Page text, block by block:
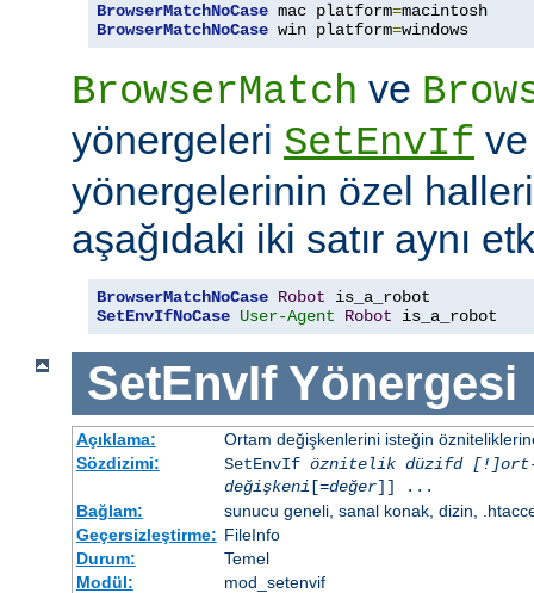
BrowserMatchNoCase mac platform=
BrowserMatchNoCase win platform=windows
BrowserMatch ve
yönergeleri SetEnvIf
yönergelerinin özel
aşağıdaki iki satır aynı
BrowserMatchNoCase Robot
SetEnvIfNoCase User-Agent Robot is_a_robot
SetEnvIf Yönergesi
Açıklama:
Ortam değişkenlerini isteğin
Sözdizimi:
SetEnvIf öznitelik düzifd [!]ort-
değişkeni [=değer]] ...
Bağlam:
sunucu geneli, sanal konak, dizin,
Geçersizleştirme: FileInfo
Durum:
Temel
Modül:
mod_setenvif